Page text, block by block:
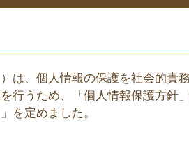
は、個人情報の保護を社会的責
行うため、「個人情報保護方針
を定めました。